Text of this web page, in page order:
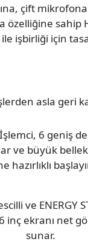
çift
özelliğine sahip
işbirliği için
asla geri
6 geniş
ve büyük
hazırlıklı
ve ENERGY
inç ekranı net
sunar.